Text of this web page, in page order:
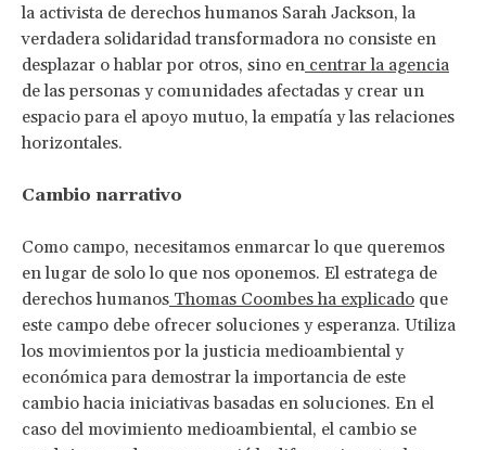
la activista de derechos humanos Sarah Jackson, la
verdadera solidaridad transformadora no consiste en
desplazar o hablar por otros, sino en centrar la agencia
de las personas y comunidades afectadas y crear un
espacio para el apoyo mutuo, la empatía y las relaciones
horizontales.
Cambio narrativo
Como campo, necesitamos enmarcar lo que queremos
en lugar de solo lo que nos oponemos. El estratega de
derechos humanos Thomas Coombes ha explicado que
este campo debe ofrecer soluciones y esperanza. Utiliza
los movimientos por la justicia medioambiental y
económica para demostrar la importancia de este
cambio hacia iniciativas basadas en soluciones. En el
caso del movimiento medioambiental, el cambio se